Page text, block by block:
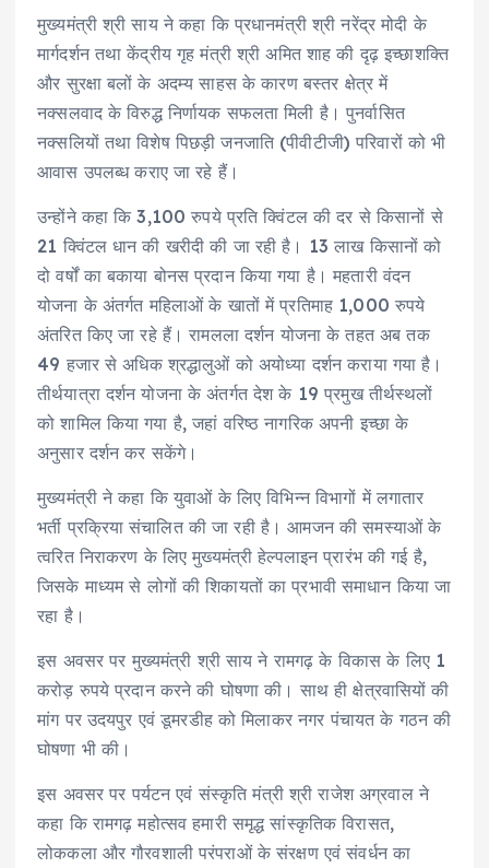
मुख्यमंत्री श्री साय ने कहा कि प्रधानमंत्री श्री नरेंद्र मोदी के
मार्गदर्शन तथा केंद्रीय गृह मंत्री श्री अमित शाह की दृढ़ इच्छाशक्ति
और सुरक्षा बलों के अदम्य साहस के कारण बस्तर क्षेत्र में
नक्सलवाद के विरुद्ध निर्णायक सफलता मिली है। पुनर्वासित
नक्सलियों तथा विशेष पिछड़ी जनजाति (पीवीटीजी) परिवारों को भी
आवास उपलब्ध कराए जा रहे हैं।
उन्होंने कहा कि 3,100 रुपये प्रति क्विंटल की दर से किसानों से
21 क्विंटल धान की खरीदी की जा रही है। 13 लाख किसानों को
दो वर्षों का बकाया बोनस प्रदान किया गया है। महतारी वंदन
योजना के अंतर्गत महिलाओं के खातों में प्रतिमाह 1,000 रुपये
अंतरित किए जा रहे हैं। रामलला दर्शन योजना के तहत अब तक
49 हजार से अधिक श्रद्धालुओं को अयोध्या दर्शन कराया गया है।
तीर्थयात्रा दर्शन योजना के अंतर्गत देश के 19 प्रमुख तीर्थस्थलों
को शामिल किया गया है, जहां वरिष्ठ नागरिक अपनी इच्छा के
अनुसार दर्शन कर सकेंगे।
मुख्यमंत्री ने कहा कि युवाओं के लिए विभिन्न विभागों में लगातार
भर्ती प्रक्रिया संचालित की जा रही है। आमजन की समस्याओं के
त्वरित निराकरण के लिए मुख्यमंत्री हेल्पलाइन प्रारंभ की गई है,
जिसके माध्यम से लोगों की शिकायतों का प्रभावी समाधान किया जा
रहा है।
इस अवसर पर मुख्यमंत्री श्री साय ने रामगढ़ के विकास के लिए 1
करोड़ रुपये प्रदान करने की घोषणा की। साथ ही क्षेत्रवासियों की
मांग पर उदयपुर एवं डूमरडीह को मिलाकर नगर पंचायत के गठन की
घोषणा भी की।
इस अवसर पर पर्यटन एवं संस्कृति मंत्री श्री राजेश अग्रवाल ने
कहा कि रामगढ़ महोत्सव हमारी समृद्ध सांस्कृतिक विरासत,
लोककला और गौरवशाली परंपराओं के संरक्षण एवं संवर्धन का